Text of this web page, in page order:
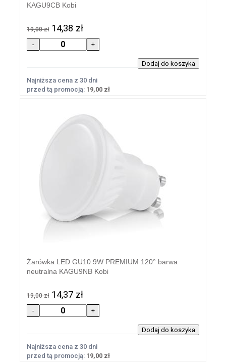
KAGU9CB Kobi
19,00 zł 14,38 zł
Najniższa cena z 30 dni
przed tą promocją: 19,00 zł
Żarówka LED GU10 9W PREMIUM 120° barwa
neutralna KAGU9NB Kobi
19,00 zł 14,37 zł
Najniższa cena z 30 dni
przed tą promocją: 19,00 zł